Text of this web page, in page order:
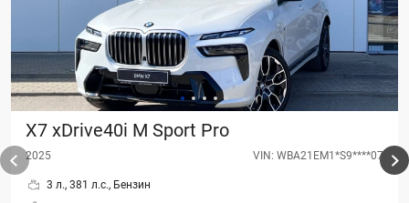
X7 xDrive40i M Sport Pro
2025 VIN: WBA21EM1*S9****07
3 л., 381 л.с., Бензин